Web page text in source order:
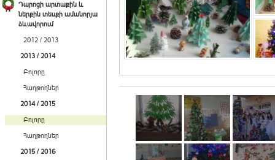
Դպրոցի արտաքին և
ներքին տեսքի ամանորյա
ձևավորում
2012 / 2013
2013 / 2014
Բոլորը
Հաղթողներ
2014 / 2015
Բոլորը
Հաղթողներ
2015 / 2016